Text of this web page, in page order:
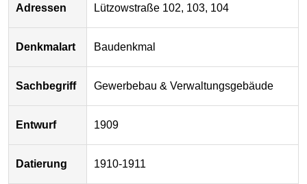
Adressen Lützowstraße 102, 103, 104
Denkmalart Baudenkmal
Sachbegriff Gewerbebau & Verwaltungsgebäude
Entwurf 1909
Datierung 1910-1911